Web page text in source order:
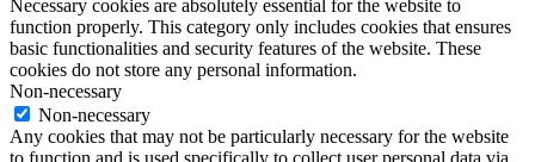
Necessary cookies are absolutely essential for the website to
function properly. This category only includes cookies that ensures
basic functionalities and security features of the website. These
cookies do not store any personal information.
Non-necessary
Non-necessary
Any cookies that may not be particularly necessary for the website